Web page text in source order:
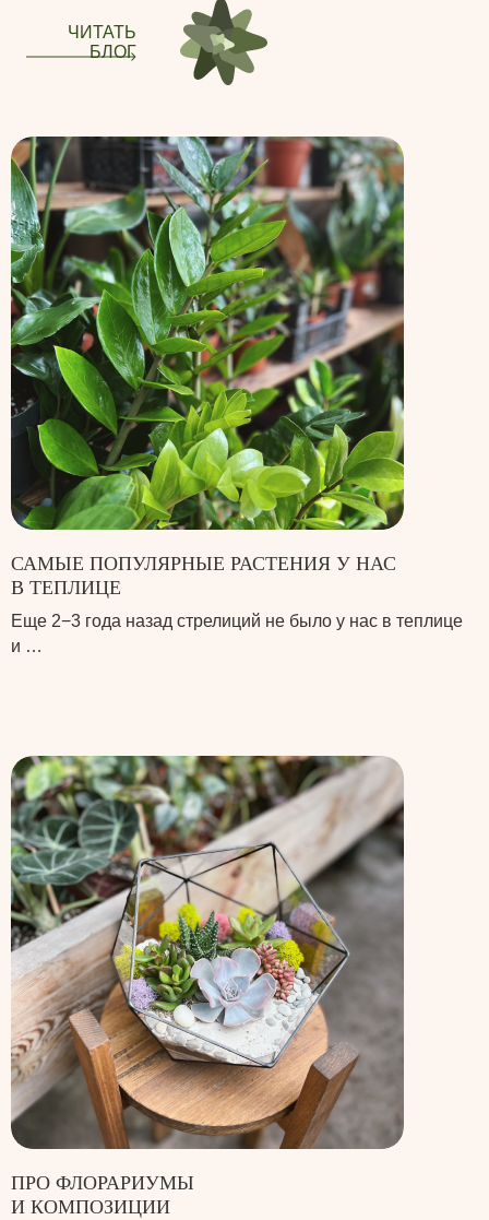
ЧИТАТЬ
БЛОГ
САМЫЕ ПОПУЛЯРНЫЕ РАСТЕНИЯ У НАС
В ТЕПЛИЦЕ
Еще 2−3 года назад стрелиций не было у нас в теплице
и …
ПРО ФЛОРАРИУМЫ
И КОМПОЗИЦИИ